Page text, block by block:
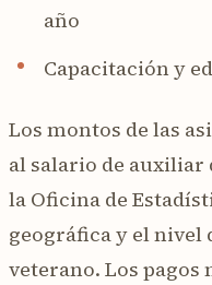
año
Capacitación y
Los montos de las
al salario de auxiliar
la Oficina de
geográfica y el nivel
veterano. Los pagos